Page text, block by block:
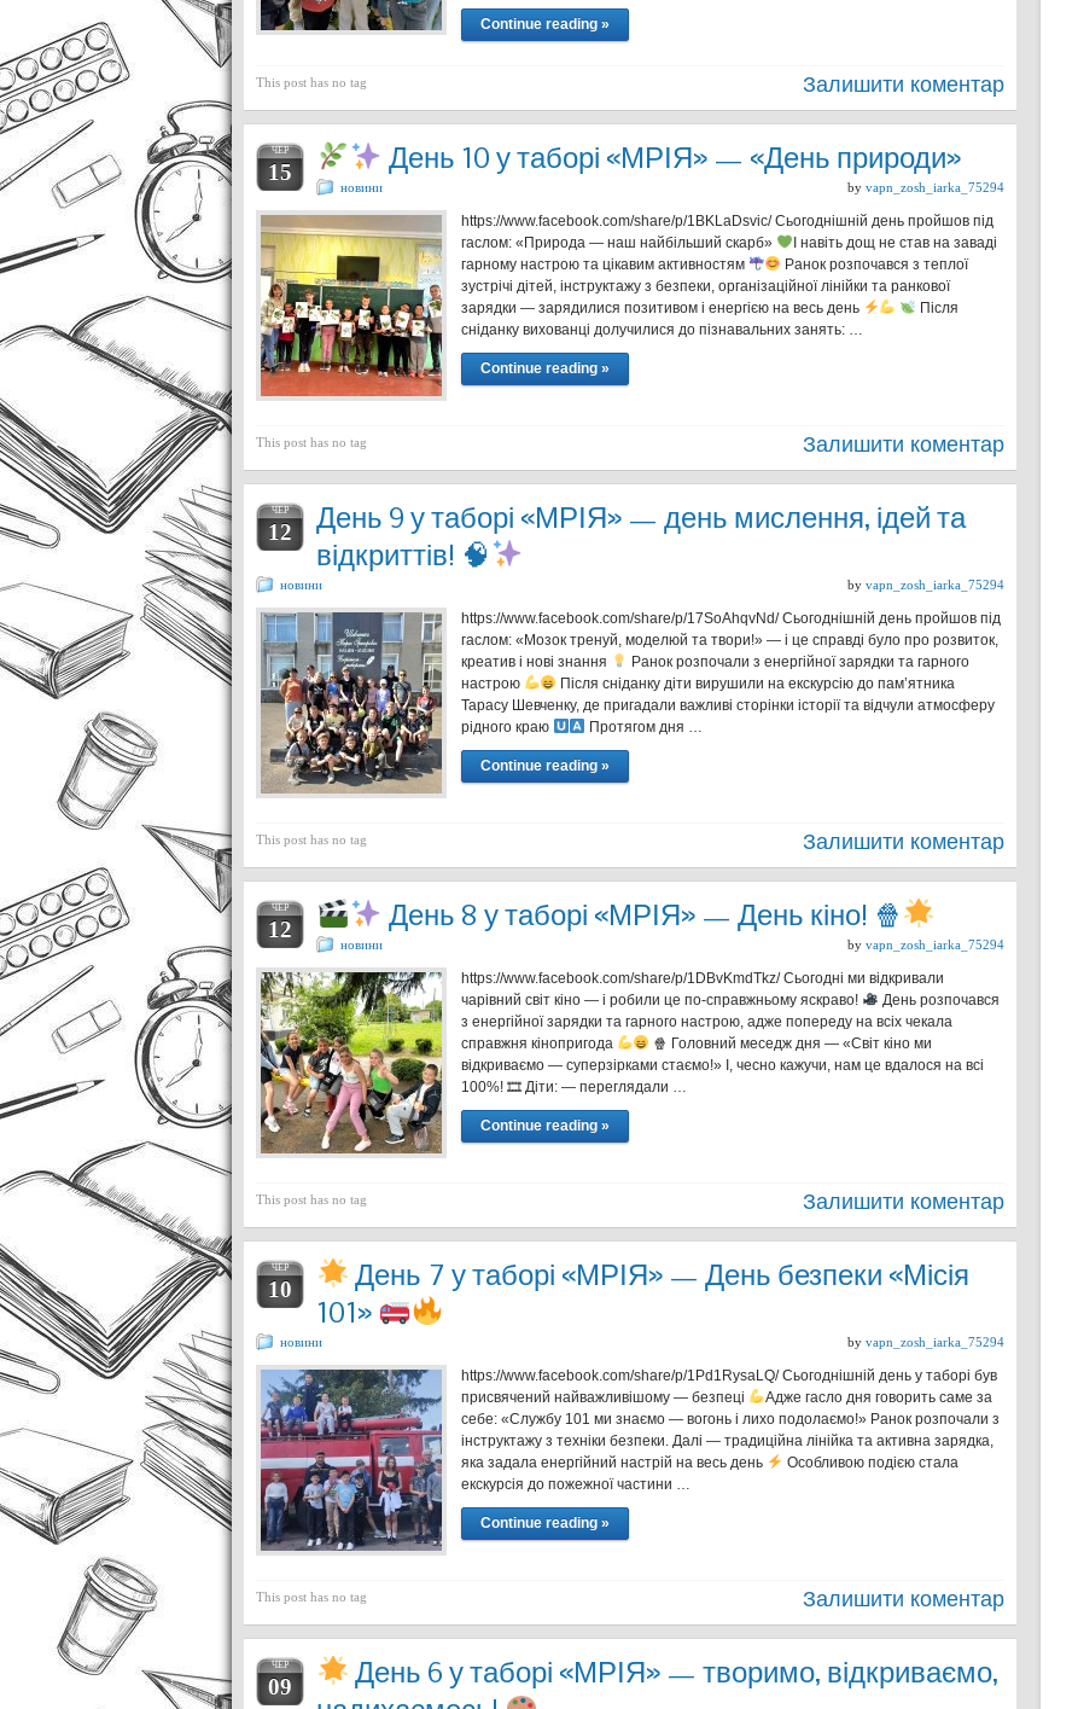
Continue reading »
This post has no tag Залишити коментар
ЧЕР
15 День 10 у таборі «МРІЯ» — «День природи»
новини by vapn_zosh_iarka_75294
https://www.facebook.com/share/p/1BKLaDsvic/ Сьогоднішній день пройшов під
гаслом: «Природа — наш найбільший скарб»
І навіть дощ не став на заваді
гарному настрою та цікавим активностям
Ранок розпочався з теплої
зустрічі дітей, інструктажу з безпеки, організаційної лінійки та ранкової
зарядки — зарядилися позитивом і енергією на весь день
Після
сніданку вихованці долучилися до пізнавальних занять: …
Continue reading »
This post has no tag Залишити коментар
ЧЕР
12
День 9 у таборі «МРІЯ» — день мислення, ідей та
відкриттів! 🧠
новини by vapn_zosh_iarka_75294
https://www.facebook.com/share/p/17SoAhqvNd/ Сьогоднішній день пройшов під
гаслом: «Мозок тренуй, моделюй та твори!» — і це справді було про розвиток,
креатив і нові знання
Ранок розпочали з енергійної зарядки та гарного
настрою
Після сніданку діти вирушили на екскурсію до пам’ятника
Тарасу Шевченку, де пригадали важливі сторінки історії та відчули атмосферу
рідного краю
Протягом дня …
Continue reading »
This post has no tag Залишити коментар
ЧЕР
12 День 8 у таборі «МРІЯ» — День кіно! 🍿
новини by vapn_zosh_iarka_75294
https://www.facebook.com/share/p/1DBvKmdTkz/ Сьогодні ми відкривали
чарівний світ кіно — і робили це по-справжньому яскраво!
День розпочався
з енергійної зарядки та гарного настрою, адже попереду на всіх чекала
справжня кінопригода
🍿 Головний меседж дня — «Світ кіно ми
відкриваємо — суперзірками стаємо!» І, чесно кажучи, нам це вдалося на всі
100%! 🎞 Діти: — переглядали …
Continue reading »
This post has no tag Залишити коментар
ЧЕР
10
День 7 у таборі «МРІЯ» — День безпеки «Місія
101»
новини by vapn_zosh_iarka_75294
https://www.facebook.com/share/p/1Pd1RysaLQ/ Сьогоднішній день у таборі був
присвячений найважливішому — безпеці
Адже гасло дня говорить саме за
себе: «Службу 101 ми знаємо — вогонь і лихо подолаємо!» Ранок розпочали з
інструктажу з техніки безпеки. Далі — традиційна лінійка та активна зарядка,
яка задала енергійний настрій на весь день
Особливою подією стала
екскурсія до пожежної частини …
Continue reading »
This post has no tag Залишити коментар
ЧЕР
09
День 6 у таборі «МРІЯ» — творимо, відкриваємо,